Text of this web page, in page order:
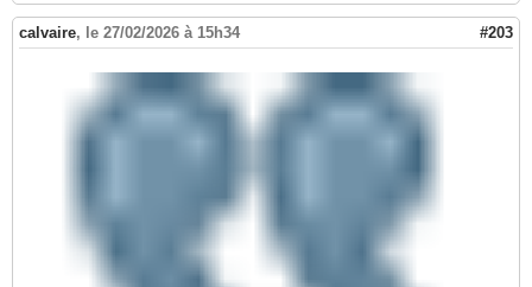
calvaire, le 27/02/2026 à 15h34 #203